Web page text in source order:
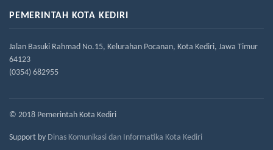
PEMERINTAH KOTA KEDIRI
Jalan Basuki Rahmad No.15, Kelurahan Pocanan, Kota Kediri, Jawa Timur
64123
(0354) 682955
© 2018 Pemerintah Kota Kediri
Support by Dinas Komunikasi dan Informatika Kota Kediri